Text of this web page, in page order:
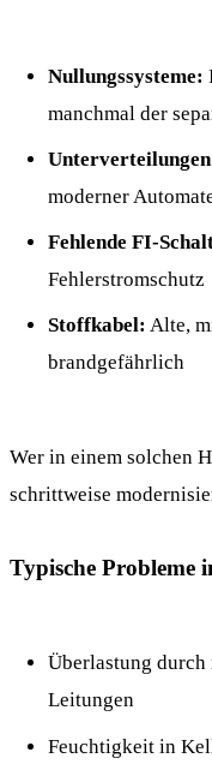
Nullungssysteme:
manchmal der
moderner
Fehlende FI-
Fehlerstromschutz
Stoffkabel: Alte,
brandgefährlich
Wer in einem solchen
schrittweise
Typische Probleme
Überlastung durch
Leitungen
Feuchtigkeit in